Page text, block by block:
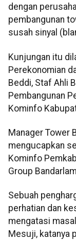
dengan
pembangunan
susah sinyal
Kunjungan itu
Perekonomian
Beddi, Staf Ahli
Pembangunan
Kominfo
Manager Tower
mengucapkan
Kominfo
Group
Sebuah
perhatian dan
mengatasi
Mesuji, katanya